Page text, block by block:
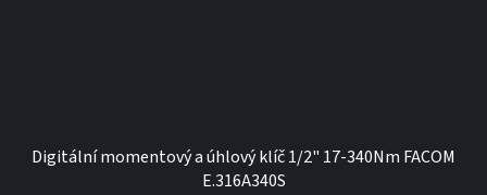
Digitální momentový a úhlový klíč 1/2" 17-340Nm FACOM
E.316A340S